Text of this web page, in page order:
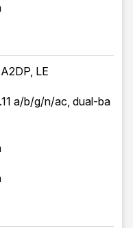
LE
a/b/g/n/ac, dual-ba